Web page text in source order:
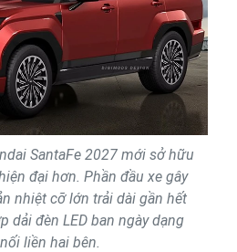
SantaFe 2027 mới sở hữu
đại hơn. Phần đầu xe gây
nhiệt cỡ lớn trải dài gần hết
dải đèn LED ban ngày dạng
liền hai bên.